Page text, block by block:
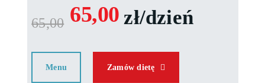
65,00 65,00 zł/dzień
Menu Zamów dietę